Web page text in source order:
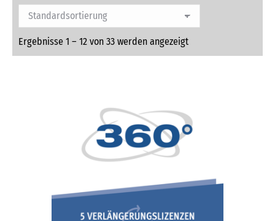
Ergebnisse 1 – 12 von 33 werden angezeigt